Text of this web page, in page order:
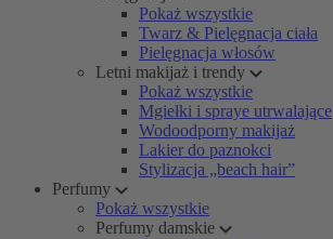
Pokaż wszystkie
Twarz & Pielęgnacja ciała
Pielęgnacja włosów
Letni makijaż i trendy
Pokaż wszystkie
Mgiełki i spraye utrwalające
Wodoodporny makijaż
Lakier do paznokci
Stylizacja „beach hair”
Perfumy
Pokaż wszystkie
Perfumy damskie